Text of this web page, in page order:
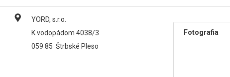
YORD, s.r.o.
K vodopádom 4038/3
059 85 Štrbské Pleso
Fotografia